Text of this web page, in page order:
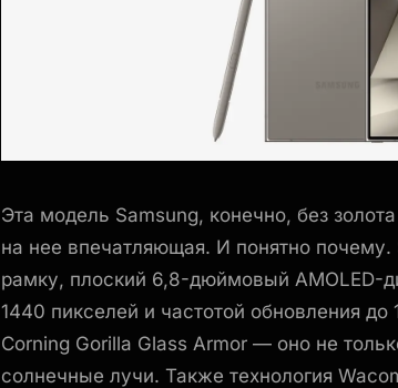
Эта модель Samsung, конечно, без
на нее впечатляющая. И понятно
рамку, плоский 6,8-дюймовый AMOLED-
1440 пикселей и частотой обновления
Corning Gorilla Glass Armor — оно не
солнечные лучи. Также технология